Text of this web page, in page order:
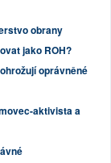
obrany
jako ROH?
oprávněné
aktivista a